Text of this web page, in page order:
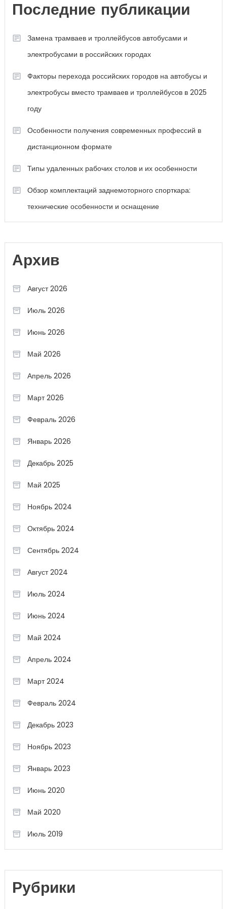
Последние публикации
Замена трамваев и троллейбусов автобусами и
электробусами в российских городах
Факторы перехода российских городов на автобусы и
электробусы вместо трамваев и троллейбусов в 2025
году
Особенности получения современных профессий в
дистанционном формате
Типы удаленных рабочих столов и их особенности
Обзор комплектаций заднемоторного спорткара:
технические особенности и оснащение
Архив
Август 2026
Июль 2026
Июнь 2026
Май 2026
Апрель 2026
Март 2026
Февраль 2026
Январь 2026
Декабрь 2025
Май 2025
Ноябрь 2024
Октябрь 2024
Сентябрь 2024
Август 2024
Июль 2024
Июнь 2024
Май 2024
Апрель 2024
Март 2024
Февраль 2024
Декабрь 2023
Ноябрь 2023
Январь 2023
Июнь 2020
Май 2020
Июль 2019
Рубрики